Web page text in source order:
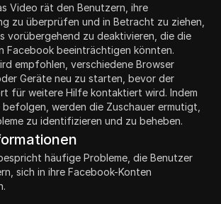
Video rät den Benutzern, ihre
zu überprüfen und in Betracht zu ziehen,
vorübergehend zu deaktivieren, die die
Facebook beeinträchtigen könnten.
empfohlen, verschiedene Browser
Geräte neu zu starten, bevor der
für weitere Hilfe kontaktiert wird. Indem
werden die Zuschauer ermutigt,
zu identifizieren und zu beheben.
häufige Probleme, die Benutzer
sich in ihre Facebook-Konten